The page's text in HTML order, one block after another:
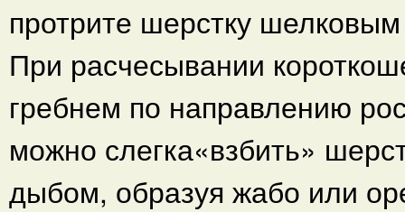
протрите шерстку
При расчесывании
гребнем по направлению
можно слегка«взбить»
дыбом, образуя жабо или